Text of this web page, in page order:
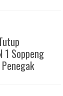
1 Soppeng